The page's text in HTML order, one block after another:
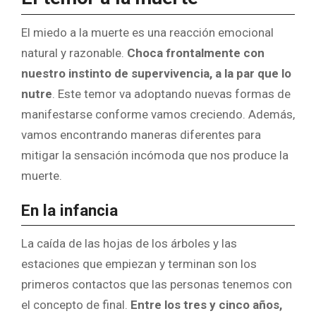
El miedo a la muerte es una reacción emocional
natural y razonable. Choca frontalmente con
nuestro instinto de supervivencia, a la par que lo
nutre . Este temor va adoptando nuevas formas de
manifestarse conforme vamos creciendo. Además,
vamos encontrando maneras diferentes para
mitigar la sensación incómoda que nos produce la
muerte.
En la infancia
La caída de las hojas de los árboles y las
estaciones que empiezan y terminan son los
primeros contactos que las personas tenemos con
el concepto de final. Entre los tres y cinco años,